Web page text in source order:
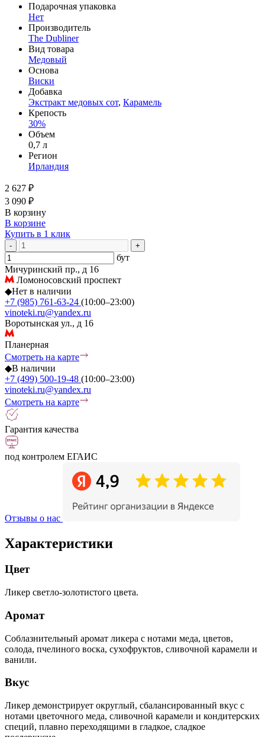
Подарочная упаковка
Нет
Производитель
The Dubliner
Вид товара
Медовый
Основа
Виски
Добавка
Экстракт медовых сот, Карамель
Крепость
30%
Объем
0,7 л
Регион
Ирландия
2 627 ₽
3 090 ₽
В корзину
В корзине
Купить в 1 клик
- +
бут
Мичуринский пр., д 16
Ломоносовский проспект
◆Нет в наличии
+7 (985) 761-63-24 (10:00–23:00)
vinoteki.ru@yandex.ru
Воротынская ул., д 16
Планерная
Смотреть на карте
◆В наличии
+7 (499) 500-19-48 (10:00–23:00)
vinoteki.ru@yandex.ru
Смотреть на карте
Гарантия качества
под контролем ЕГАИС
Отзывы о нас
Характеристики
Цвет
Ликер светло-золотистого цвета.
Аромат
Соблазнительный аромат ликера с нотами меда, цветов,
солода, пчелиного воска, сухофруктов, сливочной карамели и
ванили.
Вкус
Ликер демонстрирует округлый, сбалансированный вкус с
нотами цветочного меда, сливочной карамели и кондитерских
специй, плавно переходящими в гладкое, сладкое